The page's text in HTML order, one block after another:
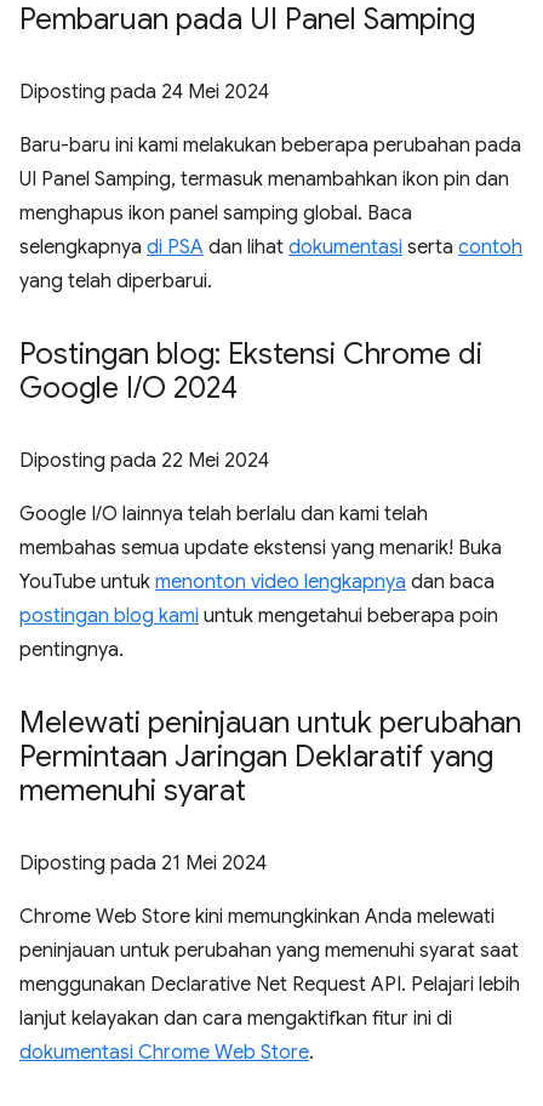
Pembaruan pada UI Panel Samping
Diposting pada 24 Mei 2024
Baru-baru ini kami melakukan beberapa perubahan pada
UI Panel Samping, termasuk menambahkan ikon pin dan
menghapus ikon panel samping global. Baca
selengkapnya di PSA dan lihat dokumentasi serta contoh
yang telah diperbarui.
Postingan blog: Ekstensi Chrome di
Google I/O 2024
Diposting pada 22 Mei 2024
Google I / O lainnya telah berlalu dan kami telah
membahas semua update ekstensi yang menarik! Buka
YouTube untuk menonton video lengkapnya dan baca
postingan blog kami untuk mengetahui beberapa poin
pentingnya.
Melewati peninjauan untuk perubahan
Permintaan Jaringan Deklaratif yang
memenuhi syarat
Diposting pada 21 Mei 2024
Chrome Web Store kini memungkinkan Anda melewati
peninjauan untuk perubahan yang memenuhi syarat saat
menggunakan Declarative Net Request API. Pelajari lebih
lanjut kelayakan dan cara mengaktifkan fitur ini di
dokumentasi Chrome Web Store.